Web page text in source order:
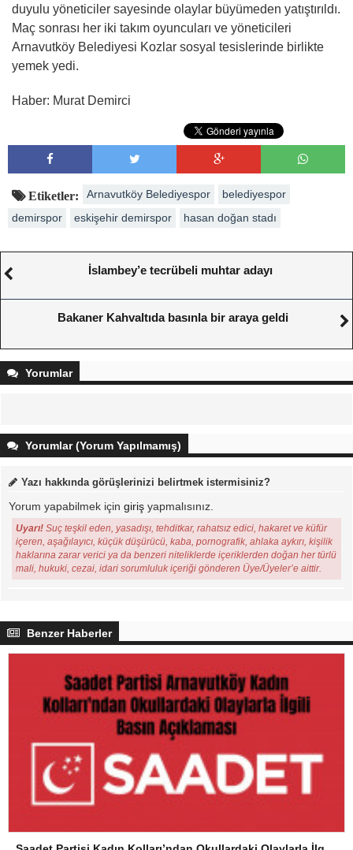
duyulu yöneticiler sayesinde olaylar büyümeden yatıştırıldı.
Maç sonrası her iki takım oyuncuları ve yöneticileri
Arnavutköy Belediyesi Kozlar sosyal tesislerinde birlikte
yemek yedi.
Haber: Murat Demirci
Etiketler: Arnavutköy Belediyespor
belediyespor
demirspor
eskişehir demirspor hasan doğan stadı
İslambey’e tecrübeli muhtar adayı
Bakaner Kahvaltıda basınla bir araya geldi
Yorumlar
Yorumlar (Yorum Yapılmamış)
Yazı hakkında görüşlerinizi belirtmek istermisiniz?
Yorum yapabilmek için giriş yapmalısınız.
Uyarı! Suç teşkil eden, yasadışı, tehditkar, rahatsız edici, hakaret ve küfür
içeren, aşağılayıcı, küçük düşürücü, kaba, pornografik, ahlaka aykırı, kişilik
haklarına zarar verici ya da benzeri niteliklerde içeriklerden doğan her türlü
mali, hukuki, cezai, idari sorumluluk içeriği gönderen Üye/Üyeler’e aittir.
Benzer Haberler